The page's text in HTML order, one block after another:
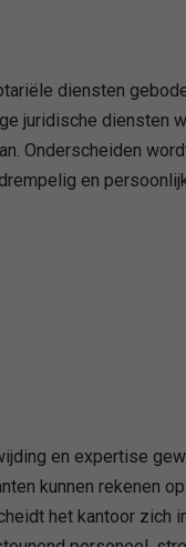
diensten
juridische diensten
Onderscheiden
en
en expertise
kunnen rekenen
het kantoor zich